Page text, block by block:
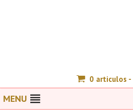
0 articulos -
MENU